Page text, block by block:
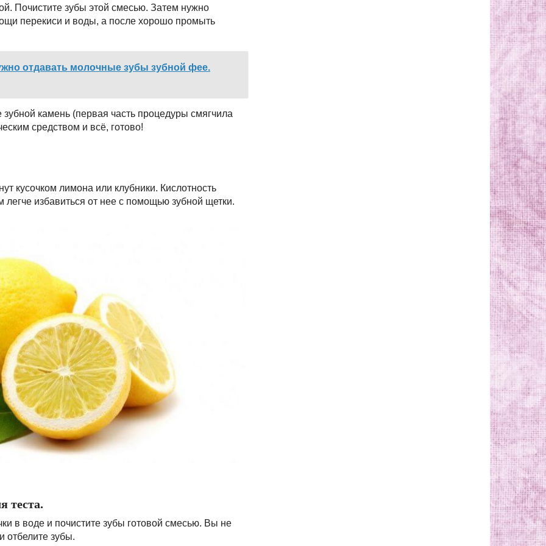
Почистите зубы этой смесью. Затем нужно
перекиси и воды, а после хорошо промыть
отдавать молочные зубы зубной фее.
зубной камень (первая часть процедуры смягчила
средством и всё, готово!
кусочком лимона или клубники. Кислотность
легче избавиться от нее с помощью зубной щетки.
теста.
в воде и почистите зубы готовой смесью. Вы не
отбелите зубы.